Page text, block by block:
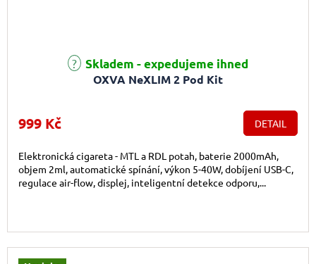
OXVA NeXLIM 2 Pod Kit
Skladem - expedujeme ihned
999 Kč DETAIL
Elektronická cigareta - MTL a RDL potah, baterie 2000mAh,
objem 2ml, automatické spínání, výkon 5-40W, dobíjení USB-C,
regulace air-flow, displej, inteligentní detekce odporu,...